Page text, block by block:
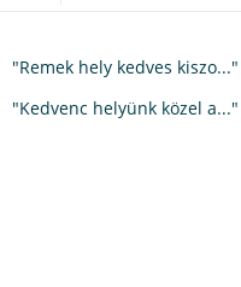
"Remek hely kedves kiszo..."
"Kedvenc helyünk közel a..."